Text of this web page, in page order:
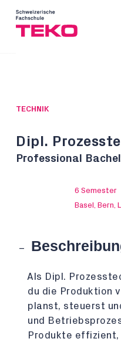
TECHNIK
Dipl.
Professional
6 Semester
Basel, Bern,
Als Dipl.
du die Produktion
planst, steuerst
und
Produkte